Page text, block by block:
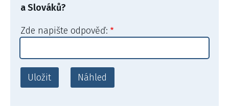
a Slováků?
Zde napište odpověď: